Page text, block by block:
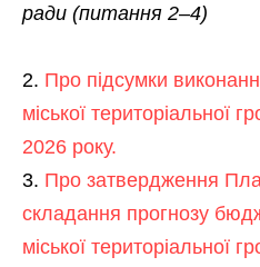
ради (питання 2–4)
Про підсумки
міської територіальної
2026 року.
Про затвердження
складання прогнозу
міської територіальної